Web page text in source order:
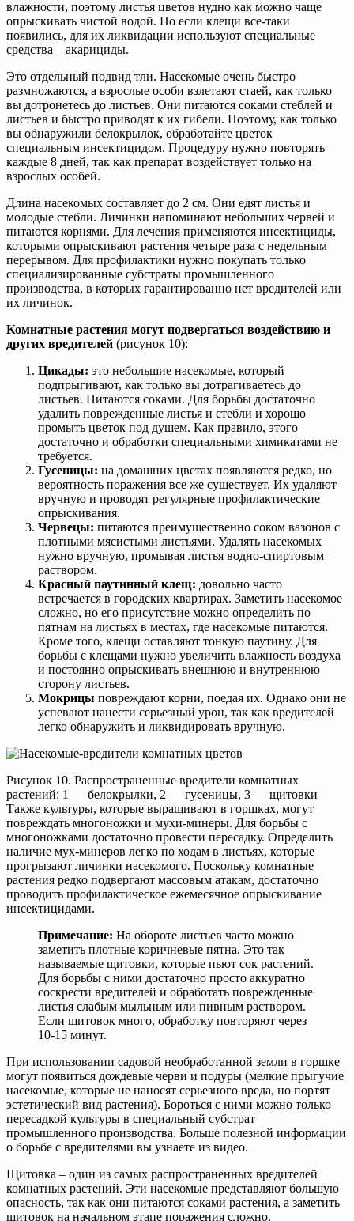
влажности, поэтому листья цветов нудно как можно чаще
опрыскивать чистой водой. Но если клещи все-таки
появились, для их ликвидации используют специальные
средства – акарициды.
Это отдельный подвид тли. Насекомые очень быстро
размножаются, а взрослые особи взлетают стаей, как только
вы дотронетесь до листьев. Они питаются соками стеблей и
листьев и быстро приводят к их гибели. Поэтому, как только
вы обнаружили белокрылок, обработайте цветок
специальным инсектицидом. Процедуру нужно повторять
каждые 8 дней, так как препарат воздействует только на
взрослых особей.
Длина насекомых составляет до 2 см. Они едят листья и
молодые стебли. Личинки напоминают небольших червей и
питаются корнями. Для лечения применяются инсектициды,
которыми опрыскивают растения четыре раза с недельным
перерывом. Для профилактики нужно покупать только
специализированные субстраты промышленного
производства, в которых гарантированно нет вредителей или
их личинок.
Комнатные растения могут подвергаться воздействию и
других вредителей (рисунок 10):
Цикады: это небольшие насекомые, который
подпрыгивают, как только вы дотрагиваетесь до
листьев. Питаются соками. Для борьбы достаточно
удалить поврежденные листья и стебли и хорошо
промыть цветок под душем. Как правило, этого
достаточно и обработки специальными химикатами не
требуется.
Гусеницы: на домашних цветах появляются редко, но
вероятность поражения все же существует. Их удаляют
вручную и проводят регулярные профилактические
опрыскивания.
Червецы: питаются преимущественно соком вазонов с
плотными мясистыми листьями. Удалять насекомых
нужно вручную, промывая листья водно-спиртовым
раствором.
Красный паутинный клещ: довольно часто
встречается в городских квартирах. Заметить насекомое
сложно, но его присутствие можно определить по
пятнам на листьях в местах, где насекомые питаются.
Кроме того, клещи оставляют тонкую паутину. Для
борьбы с клещами нужно увеличить влажность воздуха
и постоянно опрыскивать внешнюю и внутреннюю
сторону листьев.
Мокрицы повреждают корни, поедая их. Однако они не
успевают нанести серьезный урон, так как вредителей
легко обнаружить и ликвидировать вручную.
Рисунок 10. Распространенные вредители комнатных
растений: 1 — белокрылки, 2 — гусеницы, 3 — щитовки
Также культуры, которые выращивают в горшках, могут
повреждать многоножки и мухи-минеры. Для борьбы с
многоножками достаточно провести пересадку. Определить
наличие мух-минеров легко по ходам в листьях, которые
прогрызают личинки насекомого. Поскольку комнатные
растения редко подвергают массовым атакам, достаточно
проводить профилактическое ежемесячное опрыскивание
инсектицидами.
Примечание: На обороте листьев часто можно
заметить плотные коричневые пятна. Это так
называемые щитовки, которые пьют сок растений.
Для борьбы с ними достаточно просто аккуратно
соскрести вредителей и обработать поврежденные
листья слабым мыльным или пивным раствором.
Если щитовок много, обработку повторяют через
10-15 минут.
При использовании садовой необработанной земли в горшке
могут появиться дождевые черви и подуры (мелкие прыгучие
насекомые, которые не наносят серьезного вреда, но портят
эстетический вид растения). Бороться с ними можно только
пересадкой культуры в специальный субстрат
промышленного производства. Больше полезной информации
о борьбе с вредителями вы узнаете из видео.
Щитовка – один из самых распространенных вредителей
комнатных растений. Эти насекомые представляют большую
опасность, так как они питаются соками растения, а заметить
щитовок на начальном этапе поражения сложно.